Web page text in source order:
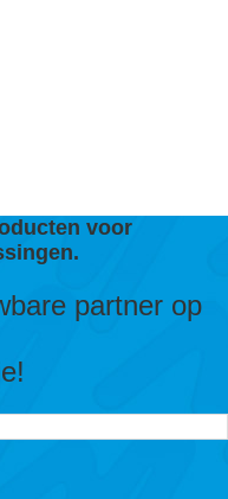
voor
partner op